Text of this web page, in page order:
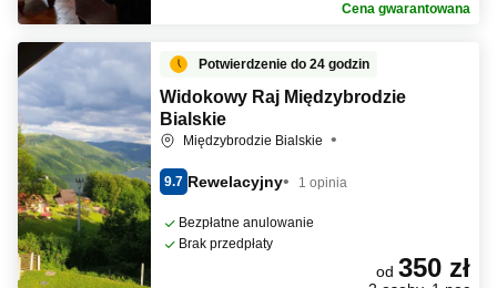
Cena gwarantowana
Potwierdzenie do 24 godzin
Widokowy Raj Międzybrodzie
Bialskie
Międzybrodzie Bialskie
9.7 Rewelacyjny 1 opinia
Bezpłatne anulowanie
Brak przedpłaty
od 350 zł